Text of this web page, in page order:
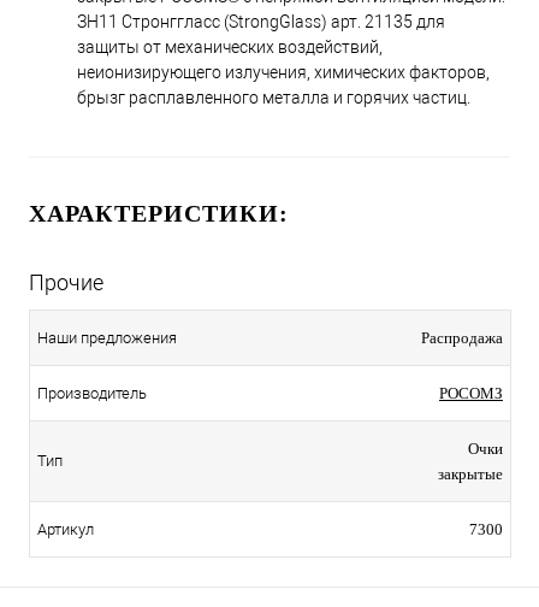
ЗН11 Стронггласс (StrongGlass) арт. 21135 для
защиты от механических воздействий,
неионизирующего излучения, химических факторов,
брызг расплавленного металла и горячих частиц.
ХАРАКТЕРИСТИКИ:
Прочие
Наши предложения Распродажа
Производитель РОСОМЗ
Тип
Очки
закрытые
Артикул 7300